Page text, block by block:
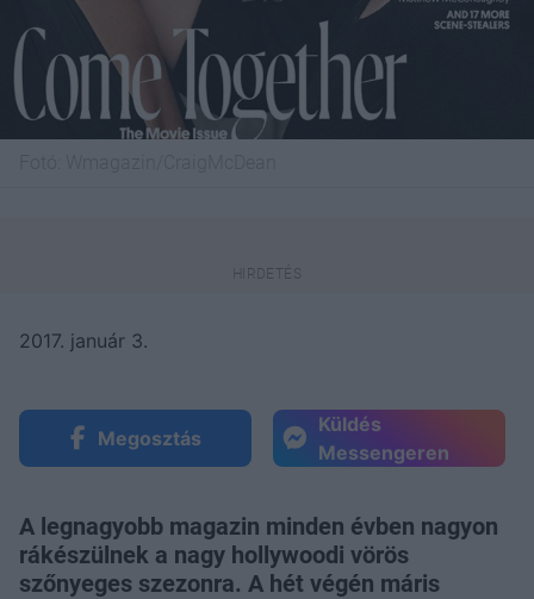
2017. január 3.
Megosztás
Küldés
Messengeren
A legnagyobb magazin minden évben nagyon
rákészülnek a nagy hollywoodi vörös
szőnyeges szezonra. A hét végén máris